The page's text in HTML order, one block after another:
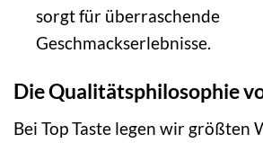
sorgt für überraschende
Geschmackserlebnisse.
Die Qualitätsphilosophie
Bei Top Taste legen wir größten